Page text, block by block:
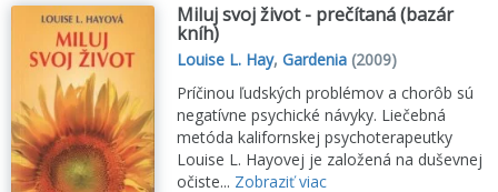
Miluj svoj život - prečítaná (bazár
kníh)
Louise L. Hay,Gardenia (2009)
Príčinou ľudských problémov a chorôb sú
negatívne psychické návyky. Liečebná
metóda kalifornskej psychoterapeutky
Louise L. Hayovej je založená na duševnej
očiste... Zobraziť viac